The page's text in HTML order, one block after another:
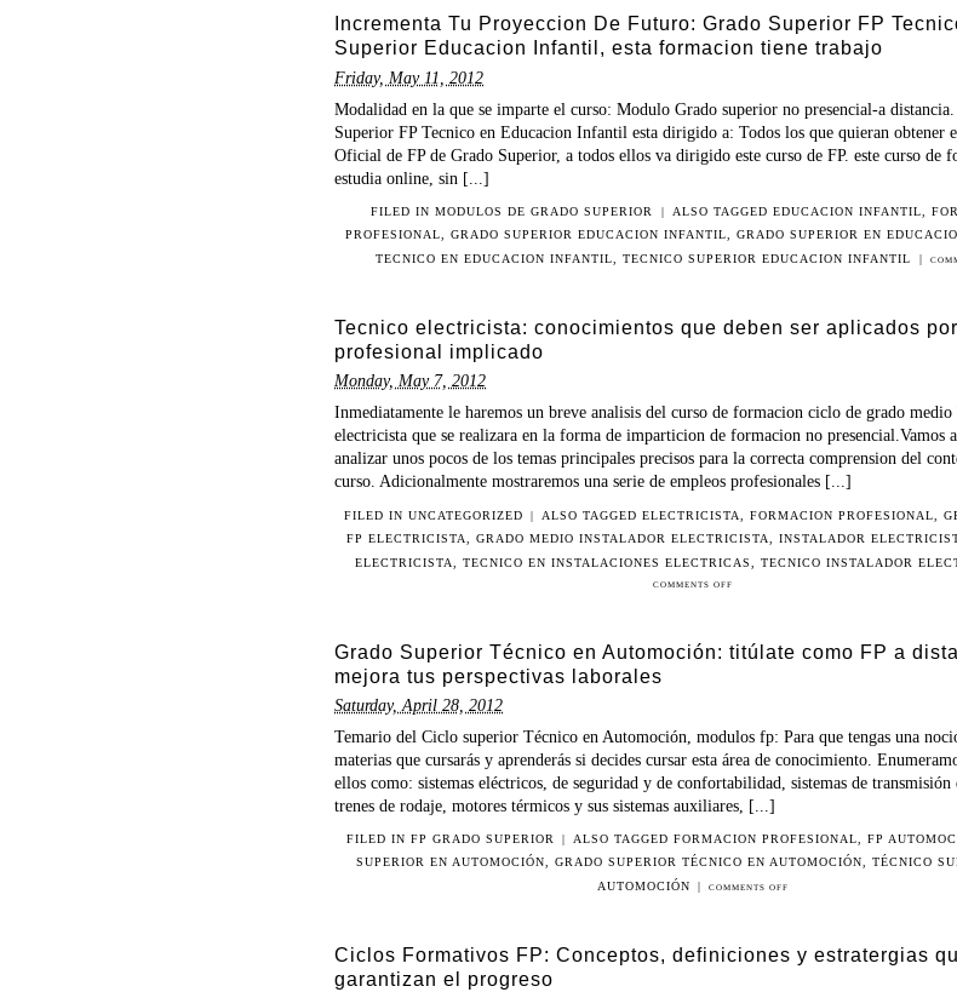
Incrementa Tu Proyeccion De Futuro: Grado Superior FP
Superior Educacion Infantil, esta formacion tiene trabajo
Friday, May 11, 2012
Modalidad en la que se imparte el curso: Modulo Grado superior no presencial-a
Superior FP Tecnico en Educacion Infantil esta dirigido a: Todos los que quieran obtener
Oficial de FP de Grado Superior, a todos ellos va dirigido este curso de FP. este curso de
estudia online, sin [...]
FILED INMODULOS DE GRADO SUPERIOR | ALSO TAGGED EDUCACION INFANTIL
PROFESIONAL
GRADO SUPERIOR EDUCACION INFANTIL GRADO SUPERIOR EN
TECNICO EN EDUCACION INFANTIL
,TECNICO SUPERIOR EDUCACION INFANTIL |
Tecnico electricista: conocimientos que deben ser aplicados
profesional implicado
Monday, May 7, 2012
Inmediatamente le haremos un breve analisis del curso de formacion ciclo de grado medio
electricista que se realizara en la forma de imparticion de formacion no presencial.Vamos
analizar unos pocos de los temas principales precisos para la correcta comprension del
curso. Adicionalmente mostraremos una serie de empleos profesionales [...]
FILED IN UNCATEGORIZED | ALSO TAGGEDELECTRICISTA ,FORMACION PROFESIONAL ,
FP ELECTRICISTA
GRADO MEDIO INSTALADOR ELECTRICISTA INSTALADOR
ELECTRICISTA
,TECNICO EN INSTALACIONES ELECTRICAS ,TECNICO INSTALADOR
COMMENTS OFF
Grado Superior Técnico en Automoción: titúlate como FP a
mejora tus perspectivas laborales
Saturday, April 28, 2012
Temario del Ciclo superior Técnico en Automoción, modulos fp: Para que tengas una
materias que cursarás y aprenderás si decides cursar esta área de conocimiento.
ellos como: sistemas eléctricos, de seguridad y de confortabilidad, sistemas de transmisión
trenes de rodaje, motores térmicos y sus sistemas auxiliares, [...]
FILED IN FP GRADO SUPERIOR ALSO TAGGEDFORMACION PROFESIONAL,FP
SUPERIOR EN AUTOMOCIÓN, GRADO SUPERIOR TÉCNICO EN AUTOMOCIÓN, TÉCNICO
AUTOMOCIÓN
COMMENTS OFF
Ciclos Formativos FP: Conceptos, definiciones y estratergias
garantizan el progreso